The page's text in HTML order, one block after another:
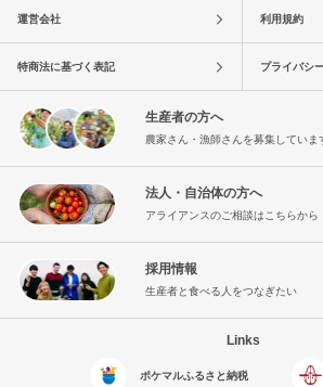
運営会社 利用規約
特商法に基づく表記 プライバシ
生産者の方へ
農家さん・漁師さんを募集していま
法人・自治体の方へ
アライアンスのご相談はこちらから
採用情報
生産者と食べる人をつなぎたい
Links
ポケマルふるさと納税